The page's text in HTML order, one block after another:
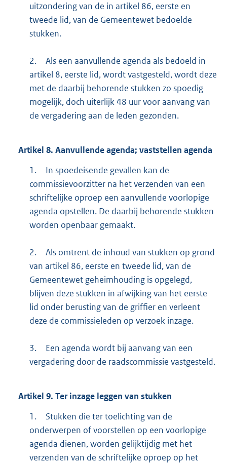
uitzondering van de in artikel 86, eerste en
tweede lid, van de Gemeentewet bedoelde
stukken.
2.
Als een aanvullende agenda als bedoeld in
artikel 8, eerste lid, wordt vastgesteld, wordt deze
met de daarbij behorende stukken zo spoedig
mogelijk, doch uiterlijk 48 uur voor aanvang van
de vergadering aan de leden gezonden.
Artikel 8. Aanvullende agenda; vaststellen agenda
1.
In spoedeisende gevallen kan de
commissievoorzitter na het verzenden van een
schriftelijke oproep een aanvullende voorlopige
agenda opstellen. De daarbij behorende stukken
worden openbaar gemaakt.
2.
Als omtrent de inhoud van stukken op grond
van artikel 86, eerste en tweede lid, van de
Gemeentewet geheimhouding is opgelegd,
blijven deze stukken in afwijking van het eerste
lid onder berusting van de griffier en verleent
deze de commissieleden op verzoek inzage.
3.
Een agenda wordt bij aanvang van een
vergadering door de raadscommissie vastgesteld.
Artikel 9. Ter inzage leggen van stukken
1.
Stukken die ter toelichting van de
onderwerpen of voorstellen op een voorlopige
agenda dienen, worden gelijktijdig met het
verzenden van de schriftelijke oproep op het